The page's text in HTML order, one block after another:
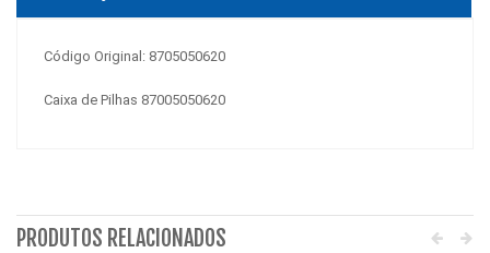
Código Original: 8705050620
Caixa de Pilhas 87005050620
PRODUTOS RELACIONADOS